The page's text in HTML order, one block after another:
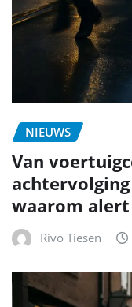
NIEUWS
Van
waarom
Rivo Tiesen